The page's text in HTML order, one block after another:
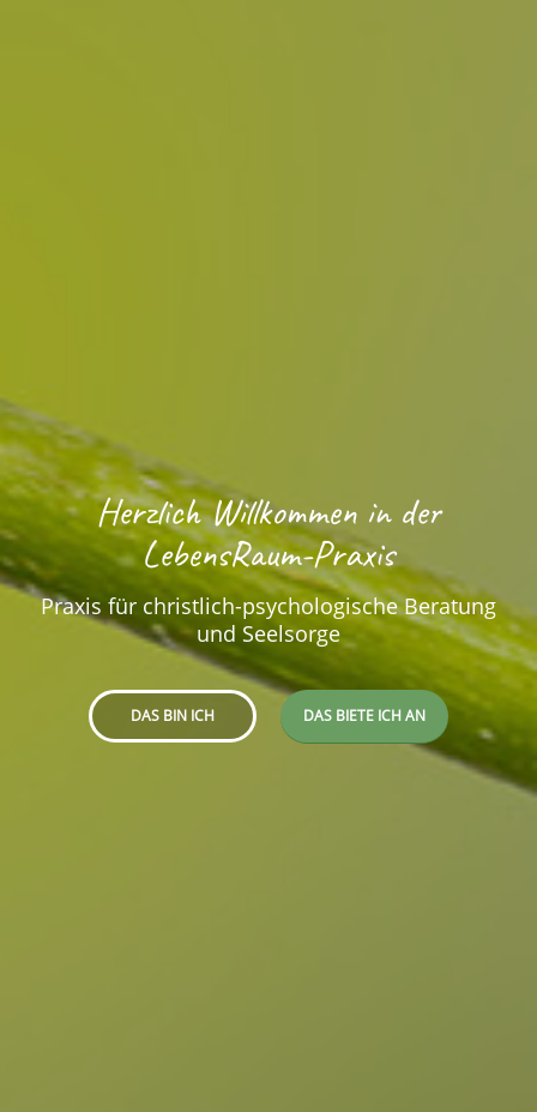
Herzlich Willkommen in der
LebensRaum-Praxis
Praxis für christlich-psychologische Beratung
und Seelsorge
DAS BIN ICH DAS BIETE ICH AN